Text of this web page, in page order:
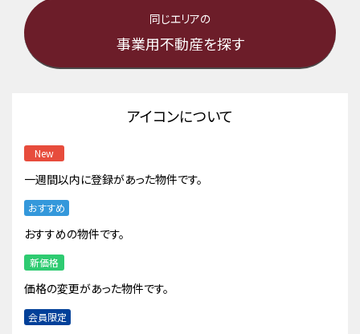
同じエリアの
事業用不動産を探す
アイコンについて
New
一週間以内に登録があった物件です。
おすすめ
おすすめの物件です。
新価格
価格の変更があった物件です。
会員限定